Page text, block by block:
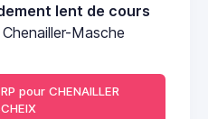
lent de cours
Masche
pour CHENAILLER